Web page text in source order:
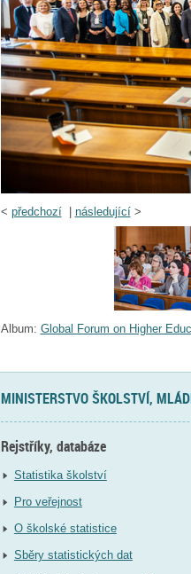
< předchozí| následující>
Album: Global Forum on Higher
MINISTERSTVO ŠKOLSTVÍ,
Rejstříky, databáze
Statistika školství
Pro veřejnost
O školské statistice
Sběry statistických dat